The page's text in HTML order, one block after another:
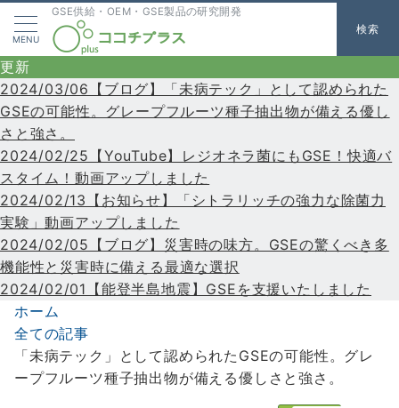
MENU
GSE供給・OEM・GSE製品の研究開発
検索
更新
2024/03/06【ブログ】「未病テック」として認められた
GSEの可能性。グレープフルーツ種子抽出物が備える優し
さと強さ。
2024/02/25【YouTube】レジオネラ菌にもGSE！快適バ
スタイム！動画アップしました
2024/02/13【お知らせ】「シトラリッチの強力な除菌力
実験」動画アップしました
2024/02/05【ブログ】災害時の味方。GSEの驚くべき多
機能性と災害時に備える最適な選択
2024/02/01【能登半島地震】GSEを支援いたしました
ホーム
全ての記事
「未病テック」として認められたGSEの可能性。グレ
ープフルーツ種子抽出物が備える優しさと強さ。